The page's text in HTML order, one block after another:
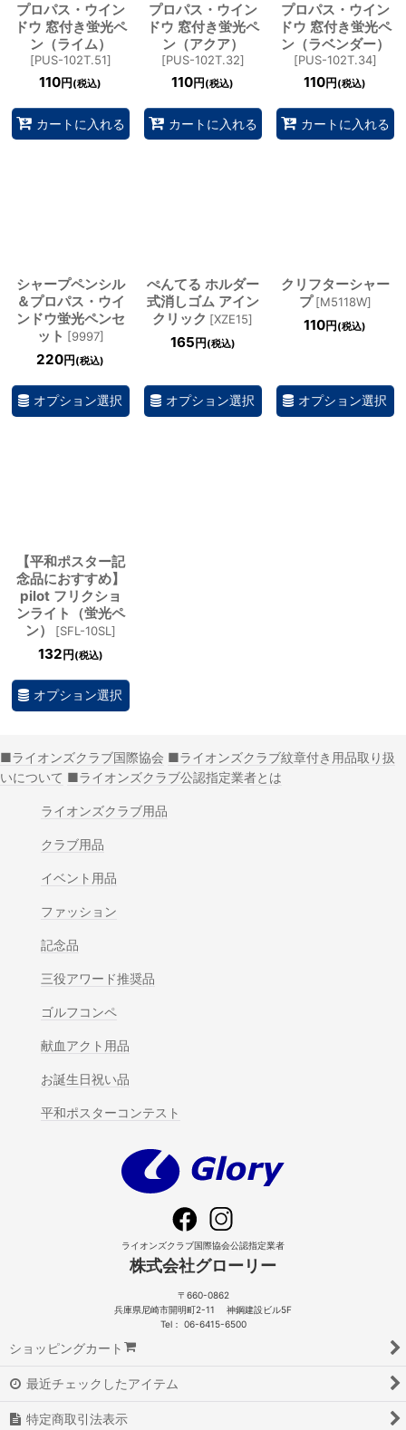
プロパス・ウイン
ドウ 窓付き蛍光ペ
ン（ライム）
[PUS-102T.51]
110円 (税込)
カートに入れる
プロパス・ウイン
ドウ 窓付き蛍光ペ
ン（アクア）
[PUS-102T.32]
110円 (税込)
カートに入れる
プロパス・ウイン
ドウ 窓付き蛍光ペ
ン（ラベンダー）
[PUS-102T.34]
110円 (税込)
カートに入れる
シャープペンシル
＆プロパス・ウイ
ンドウ蛍光ペンセ
ット [9997]
220円 (税込)
オプション選択
ぺんてる ホルダー
式消しゴム アイン
クリック [XZE15]
165 円 (税込)
オプション選択
クリフターシャー
プ [M5118W]
110円 (税込)
オプション選択
【平和ポスター記
念品におすすめ】
pilot フリクショ
ンライト（蛍光ペ
ン）
[SFL-10SL ]
132 円 (税込)
オプション選択
■ライオンズクラブ国際協会 ■ライオンズクラブ紋章付き用品取り扱
いについて ■ライオンズクラブ公認指定業者とは
ライオンズクラブ用品
クラブ用品
イベント用品
ファッション
記念品
三役アワード推奨品
ゴルフコンペ
献血アクト用品
お誕生日祝い品
平和ポスターコンテスト
ライオンズクラブ国際協会公認指定業者
株式会社グローリー
〒660-0862
兵庫県尼崎市開明町2-11 神鋼建設ビル5F
Tel： 06-6415-6500
ショッピングカート
最近チェックしたアイテム
特定商取引法表示